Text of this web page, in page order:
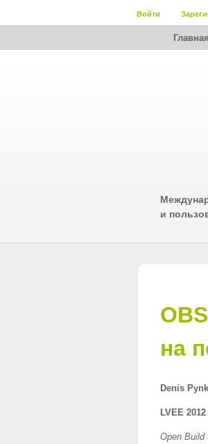
Войти
Главная
и
на
Denis
LVEE 2012
Open Build